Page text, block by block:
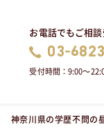
お電話でもご相談
03-
受付時間：9:00〜
神奈川県の学歴不問の